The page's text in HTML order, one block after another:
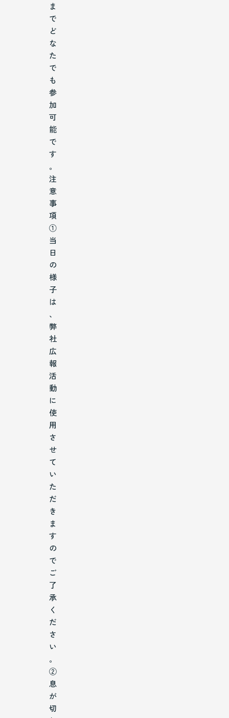
ま
で
ど
な
た
で
も
参
加
可
能
で
す
。
注
意
事
項
①
当
日
の
様
子
は
、
弊
社
広
報
活
動
に
使
用
さ
せ
て
い
た
だ
き
ま
す
の
で
ご
了
承
く
だ
さ
い
。
②
息
が
切